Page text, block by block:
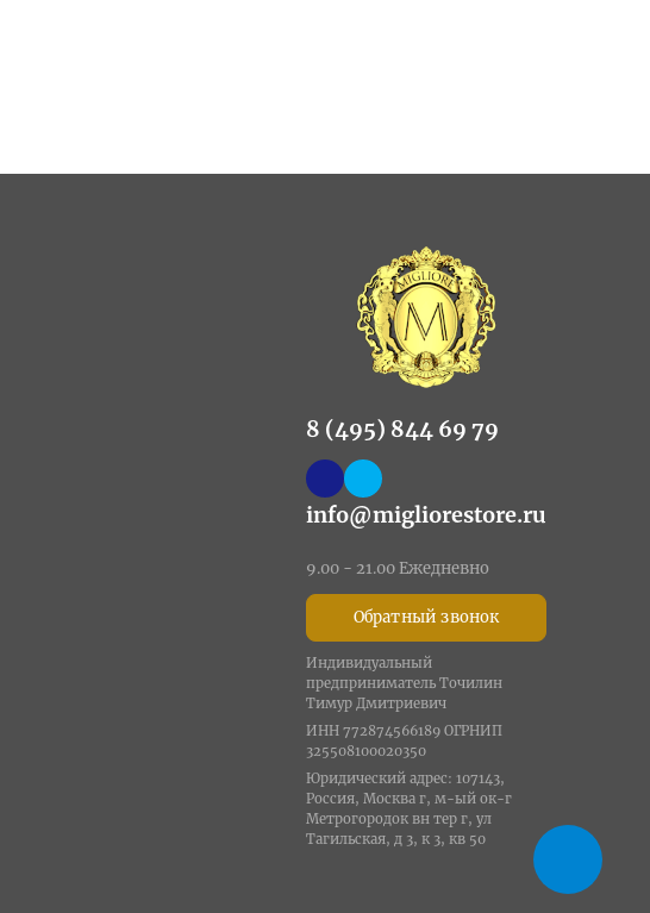
8 (495) 844 69 79
info@migliorestore.ru
9.00 - 21.00 Ежедневно
Обратный звонок
Индивидуальный
предприниматель Точилин
Тимур Дмитриевич
ИНН 772874566189 ОГРНИП
325508100020350
Юридический адрес: 107143,
Россия, Москва г, м-ый ок-г
Метрогородок вн тер г, ул
Тагильская, д 3, к 3, кв 50